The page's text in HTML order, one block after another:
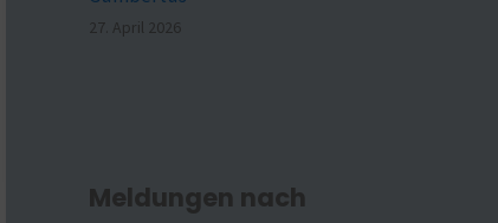
27. April 2026
Meldungen nach